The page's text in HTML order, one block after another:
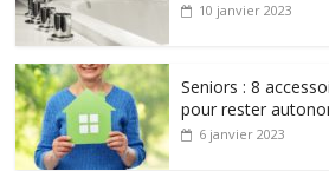
10 janvier 2023
Seniors : 8
pour rester
6 janvier 2023